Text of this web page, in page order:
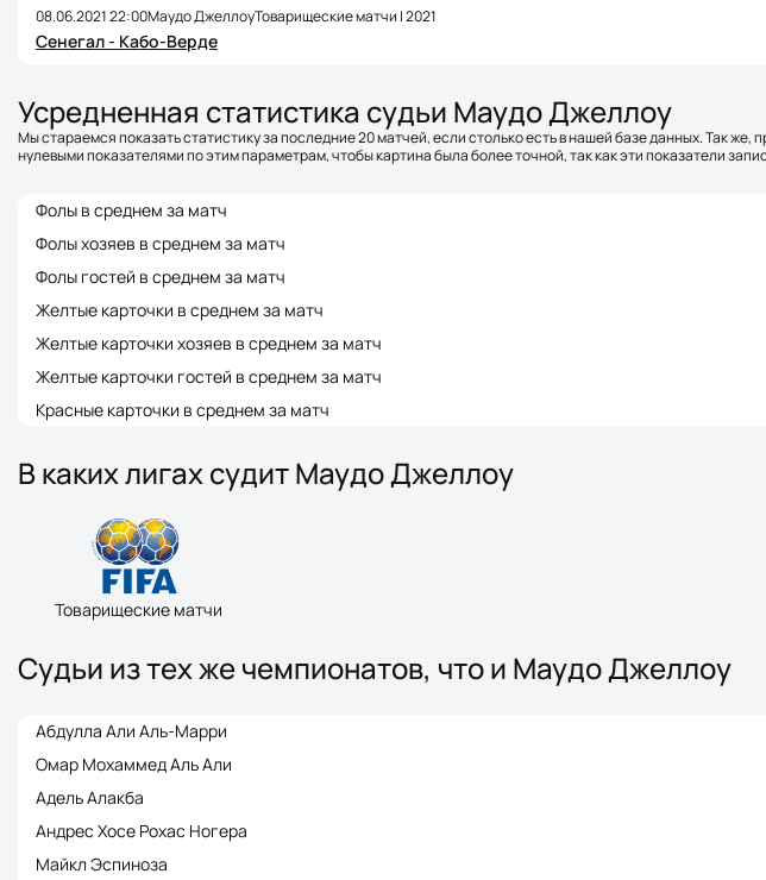
08.06.2021 22:00Маудо ДжеллоуТоварищеские матчи | 2021
Сенегал - Кабо-Верде
Усредненная статистика судьи Маудо Джеллоу
Мы стараемся показать статистику за последние 20 матчей, если столько есть в нашей базе данных. Так
нулевыми показателями по этим параметрам, чтобы картина была более точной, так как эти показатели
Фолы в среднем за матч
Фолы хозяев в среднем за матч
Фолы гостей в среднем за матч
Желтые карточки в среднем за матч
Желтые карточки хозяев в среднем за матч
Желтые карточки гостей в среднем за матч
Красные карточки в среднем за матч
В каких лигах судит Маудо Джеллоу
Товарищеские матчи
Судьи из тех же чемпионатов, что и Маудо Джеллоу
Абдулла Али Аль-Марри
Омар Мохаммед Аль Али
Адель Алакба
Андрес Хосе Рохас Ногера
Майкл Эспиноза